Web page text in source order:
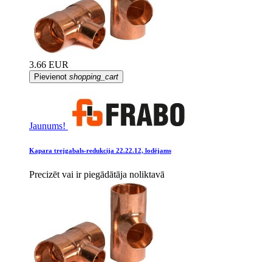
3.66 EUR
Pievienot shopping_cart
Jaunums!
Kapara trejgabals-redukcija 22.22.12, lodējams
Precizēt vai ir piegādātāja noliktavā